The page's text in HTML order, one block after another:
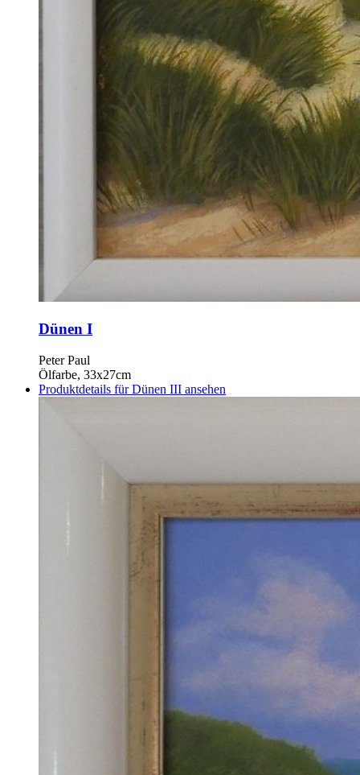
Dünen I
Peter Paul
Ölfarbe, 33x27cm
Produktdetails für Dünen III ansehen